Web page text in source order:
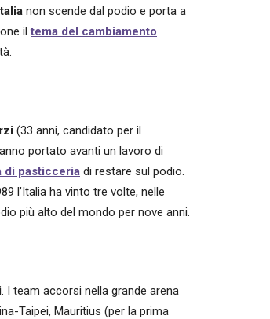
non scende dal podio e porta a
iltema del cambiamento
(33 anni, candidato per il
portato avanti un lavoro di
di pasticceria di restare sul podio.
l’Italia ha vinto tre volte, nelle
più alto del mondo per nove anni.
. I team accorsi nella grande arena
Taipei, Mauritius (per la prima